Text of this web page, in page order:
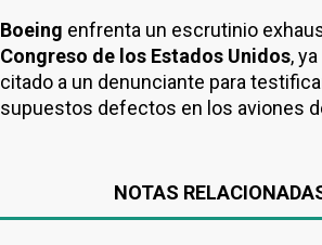
Boeing enfrenta un escrutinio
Congreso de los Estados Unidos,
citado a un denunciante para
supuestos defectos en los aviones
NOTAS